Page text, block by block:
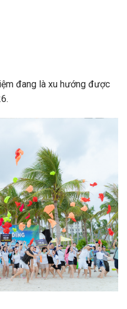
đang là xu hướng được